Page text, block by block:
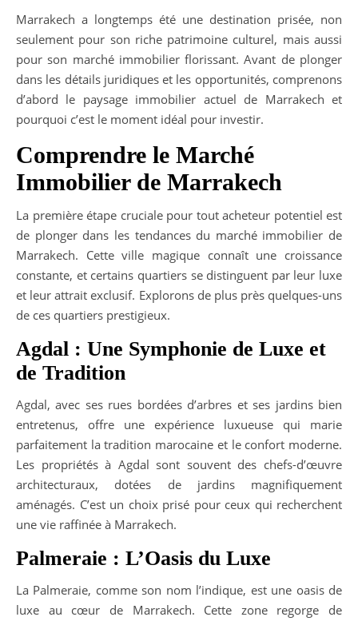
Marrakech a longtemps été une destination prisée, non
seulement pour son riche patrimoine culturel, mais aussi
pour son marché immobilier florissant. Avant de plonger
dans les détails juridiques et les opportunités, comprenons
d’abord le paysage immobilier actuel de Marrakech et
pourquoi c’est le moment idéal pour investir.
Comprendre le Marché
Immobilier de Marrakech
La première étape cruciale pour tout acheteur potentiel est
de plonger dans les tendances du marché immobilier de
Marrakech. Cette ville magique connaît une croissance
constante, et certains quartiers se distinguent par leur luxe
et leur attrait exclusif. Explorons de plus près quelques-uns
de ces quartiers prestigieux.
Agdal : Une Symphonie de Luxe et
de Tradition
Agdal, avec ses rues bordées d’arbres et ses jardins bien
entretenus, offre une expérience luxueuse qui marie
parfaitement la tradition marocaine et le confort moderne.
Les propriétés à Agdal sont souvent des chefs-d’œuvre
architecturaux, dotées de jardins magnifiquement
aménagés. C’est un choix prisé pour ceux qui recherchent
une vie raffinée à Marrakech.
Palmeraie : L’Oasis du Luxe
La Palmeraie, comme son nom l’indique, est une oasis de
luxe au cœur de Marrakech. Cette zone regorge de